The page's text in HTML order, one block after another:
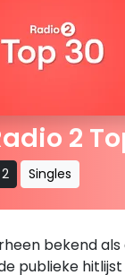
2
Singles
bekend als
publieke